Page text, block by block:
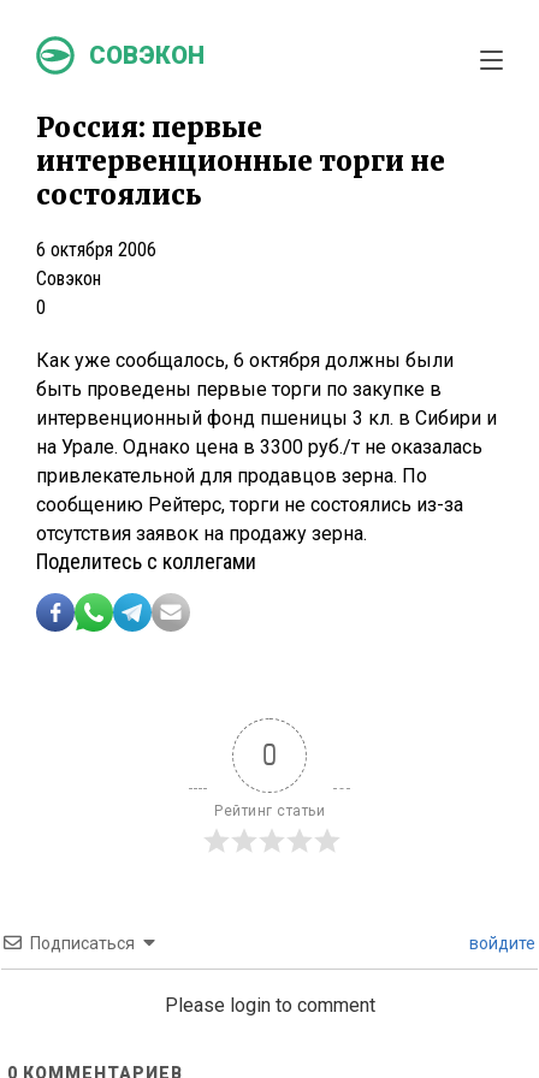
СОВЭКОН
Россия: первые
интервенционные торги не
состоялись
6 октября 2006
Совэкон
0
Как уже сообщалось, 6 октября должны были
быть проведены первые торги по закупке в
интервенционный фонд пшеницы 3 кл. в Сибири и
на Урале. Однако цена в 3300 руб./т не оказалась
привлекательной для продавцов зерна. По
сообщению Рейтерс, торги не состоялись из-за
отсутствия заявок на продажу зерна.
Поделитесь с коллегами
0
Рейтинг статьи
Подписаться войдите
Please login to comment
0 КОММЕНТАРИЕВ